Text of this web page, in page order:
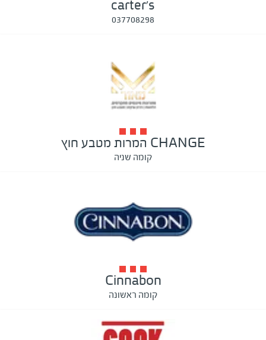
carter's
037708298
CHANGE המרות מטבע חוץ
קומה שניה
Cinnabon
קומה ראשונה